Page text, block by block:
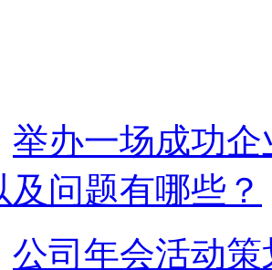
举办一场成功
问题有哪些？
公司年会活动